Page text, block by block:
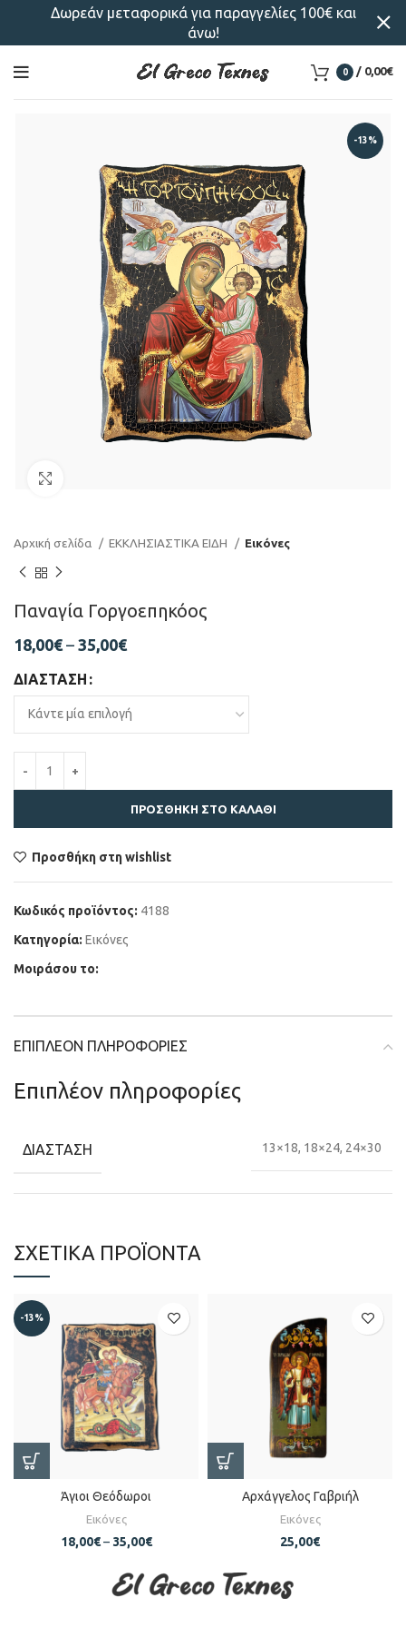
0 / 0,00€
-13%
Αρχική σελίδα ΕΚΚΛΗΣΙΑΣΤΙΚΑ ΕΙΔΗ Εικόνες
Παναγία Γοργοεπηκόος
18,00€ – 35,00€
ΔΙΆΣΤΑΣΗ
ΠΡΟΣΘΉΚΗ ΣΤΟ ΚΑΛΆΘΙ
Προσθήκη στη wishlist
Κωδικός προϊόντος: 4188
Κατηγορία: Εικόνες
Μοιράσου το:
ΕΠΙΠΛΈΟΝ ΠΛΗΡΟΦΟΡΊΕΣ
Επιπλέον πληροφορίες
ΔΙΆΣΤΑΣΗ 13×18, 18×24, 24×30
ΣΧΕΤΙΚΆ ΠΡΟΪΌΝΤΑ
-13%
Άγιοι Θεόδωροι
Εικόνες
18,00€– 35,00€
Αρχάγγελος Γαβριήλ
Εικόνες
25,00€
Δωρεάν μεταφορικά για παραγγελίες 100€ και
άνω!